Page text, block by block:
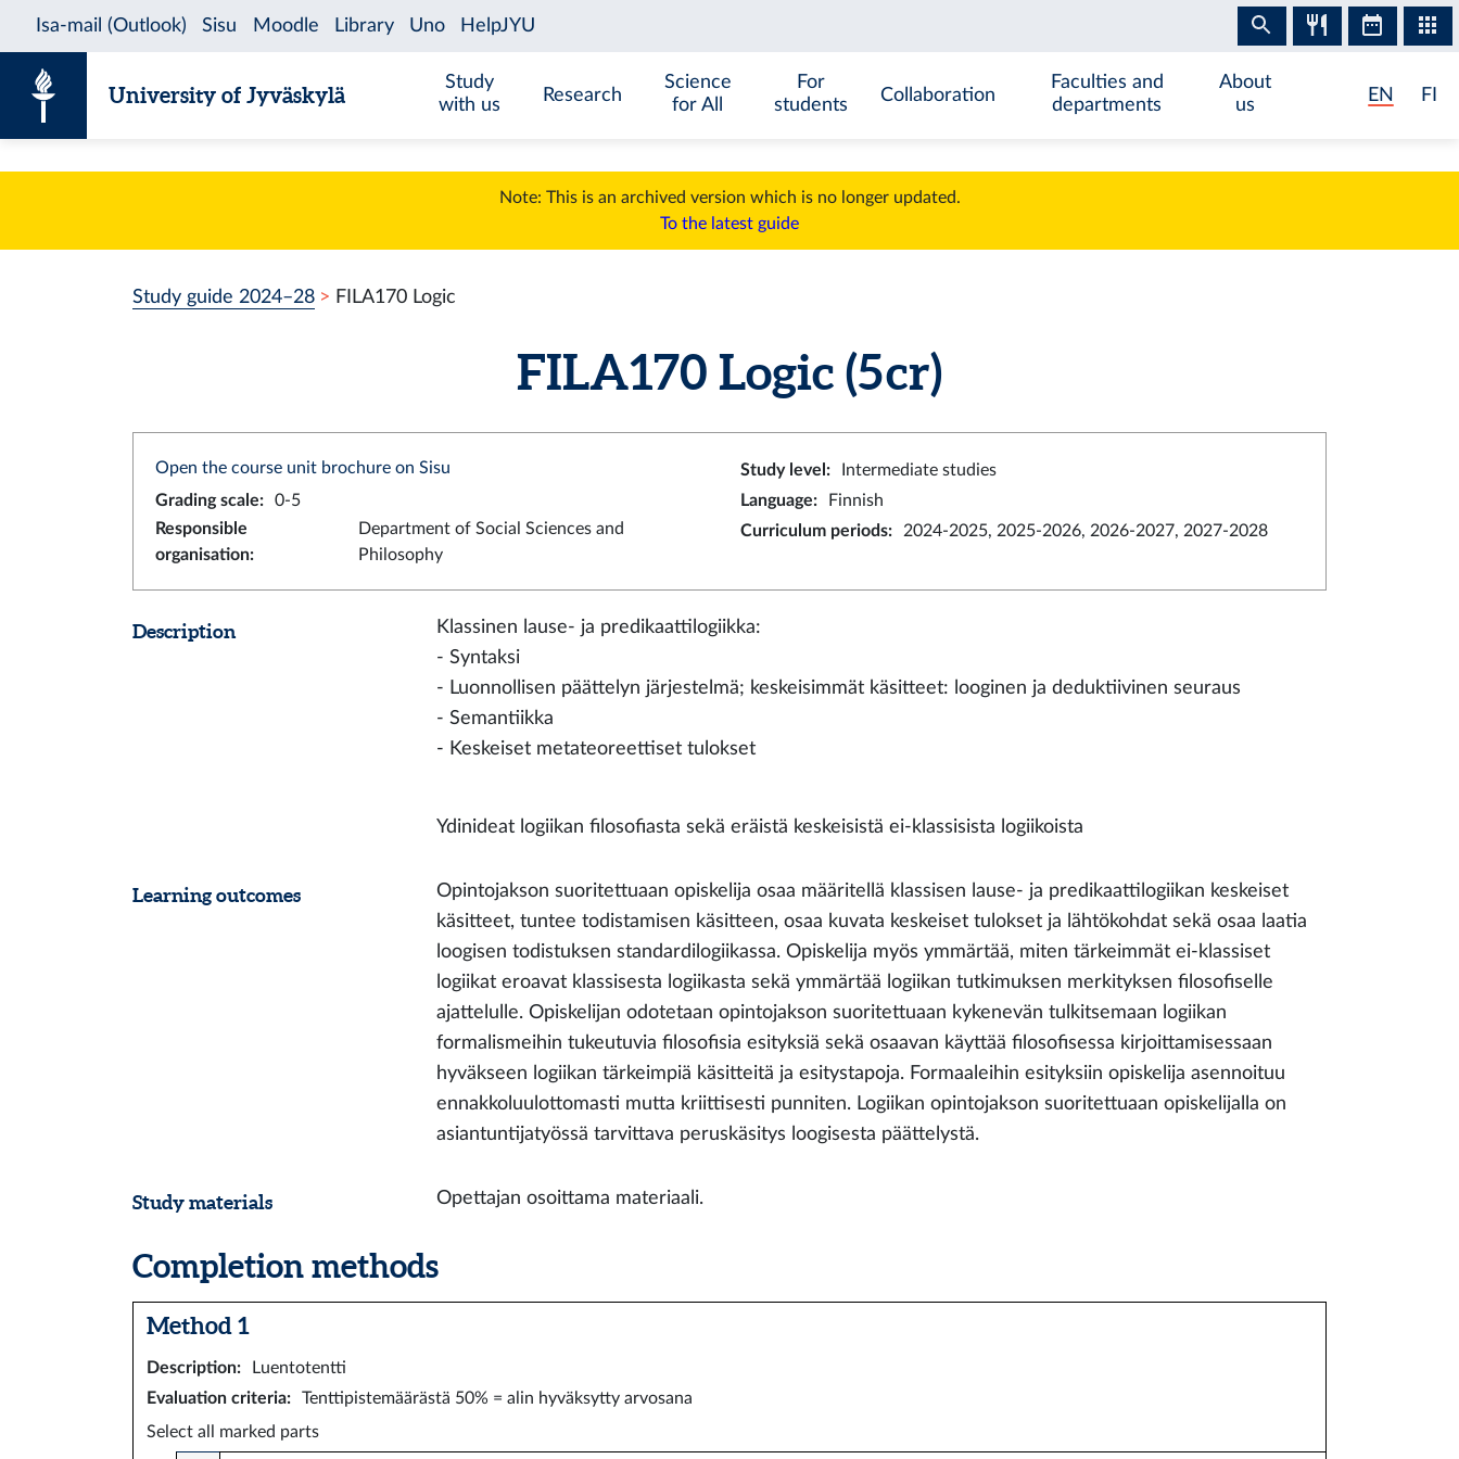
University of Jyväskylä
Study
with us
Research
Science
for All
For
students
Collaboration
Faculties and
departments
About
us
EN FI
Note: This is an archived version which is no longer updated.
To the latest guide
Study guide 2024–28 FILA170 Logic
FILA170 Logic (5 cr)
Open the course unit brochure on Sisu Study level :
Intermediate studies
Grading scale: 0-5 Language:
Finnish
Responsible
organisation:
Department of Social Sciences and
Philosophy
Curriculum periods: 2024-2025, 2025-2026, 2026-2027, 2027-2028
Description
Klassinen lause- ja predikaattilogiikka:
- Syntaksi
- Luonnollisen päättelyn järjestelmä; keskeisimmät käsitteet: looginen ja deduktiivinen seuraus
- Semantiikka
- Keskeiset metateoreettiset tulokset
Ydinideat logiikan filosofiasta sekä eräistä keskeisistä ei-klassisista logiikoista
Learning outcomes
Opintojakson suoritettuaan opiskelija osaa määritellä klassisen lause- ja predikaattilogiikan keskeiset
käsitteet, tuntee todistamisen käsitteen, osaa kuvata keskeiset tulokset ja lähtökohdat sekä osaa laatia
loogisen todistuksen standardilogiikassa. Opiskelija myös ymmärtää, miten tärkeimmät ei-klassiset
logiikat eroavat klassisesta logiikasta sekä ymmärtää logiikan tutkimuksen merkityksen filosofiselle
ajattelulle. Opiskelijan odotetaan opintojakson suoritettuaan kykenevän tulkitsemaan logiikan
formalismeihin tukeutuvia filosofisia esityksiä sekä osaavan käyttää filosofisessa kirjoittamisessaan
hyväkseen logiikan tärkeimpiä käsitteitä ja esitystapoja. Formaaleihin esityksiin opiskelija asennoituu
ennakkoluulottomasti mutta kriittisesti punniten. Logiikan opintojakson suoritettuaan opiskelijalla on
asiantuntijatyössä tarvittava peruskäsitys loogisesta päättelystä.
Study materials Opettajan osoittama materiaali.
Completion methods
Method 1
Description:
Luentotentti
Evaluation criteria:
Tenttipistemäärästä 50% = alin hyväksytty arvosana
Select all marked parts